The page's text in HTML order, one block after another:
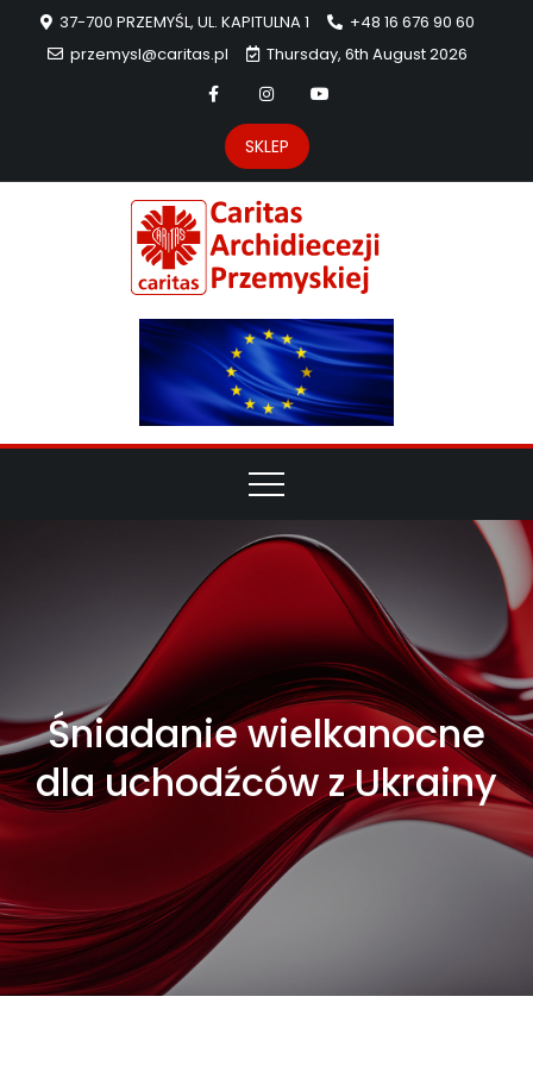
37-700 PRZEMYŚL, UL. KAPITULNA 1
+48 16 676 90 60
przemysl@caritas.pl
Thursday, 6th August 2026
SKLEP
Śniadanie wielkanocne
dla uchodźców z Ukrainy